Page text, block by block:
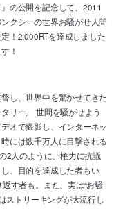
の公開を記念して、2011
クシーの世界お騒がせ人間
！2,000RTを達成しました
！
し、世界中を驚かせてきた
リー。 世間を騒がせよう
オで撮影し、インターネッ
には数千万人に目撃される
2人のように、権力に抗議
、目的を達成した者もい
す者も。また、実­は“お騒
ストリーキングが大流行し